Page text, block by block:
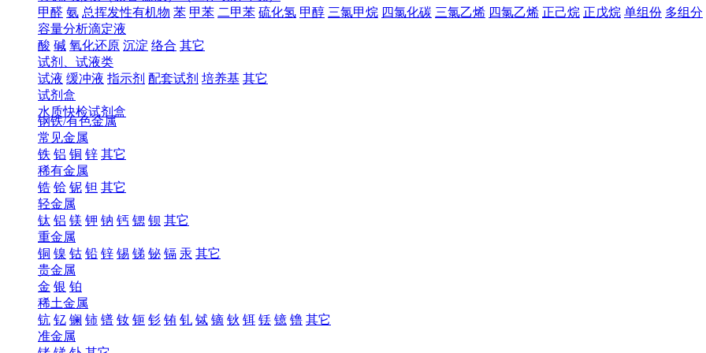
甲醛 氨 总挥发性有机物 苯 甲苯 二甲苯 硫化氢 甲醇 三氯甲烷 四氯化碳 三氯乙烯 四氯乙烯 正己烷 正戊烷 单组份 多组分
容量分析滴定液
酸 碱 氧化还原 沉淀 络合 其它
试剂、试液类
试液 缓冲液 指示剂 配套试剂 培养基 其它
试剂盒
水质快检试剂盒
钢铁/有色金属
常见金属
铁 铝 铜 锌 其它
稀有金属
锆 铪 铌 钽 其它
轻金属
钛 铝 镁 钾 钠 钙 锶 钡 其它
重金属
铜 镍 钴 铅 锌 锡 锑 铋 镉 汞 其它
贵金属
金 银 铂
稀土金属
钪 钇 镧 铈 镨 钕 钷 钐 铕 钆 铽 镝 钬 铒 铥 镱 镥 其它
准金属